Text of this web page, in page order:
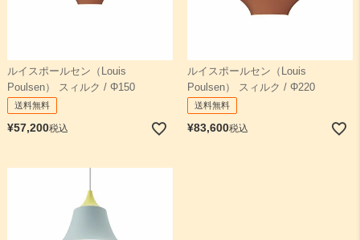
ルイスポールセン（Louis
Poulsen） スィルク / Φ150
送料無料
¥57,200税込
ルイスポールセン（Louis
Poulsen） スィルク / Φ220
送料無料
¥83,600税込